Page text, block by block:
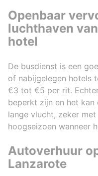
Openbaar
luchthaven
hotel
De busdienst is een
of nabijgelegen hotels
€3 tot €5 per rit.
beperkt zijn en het
lange vlucht, zeker
hoogseizoen wanneer
Autoverhuur
Lanzarote